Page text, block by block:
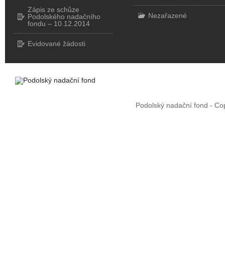
Zápis ze schůze
Podolského nadačního
fondu – 10.12.2014
Evidované žádosti
Nezařazené
Podolský nadační fond -